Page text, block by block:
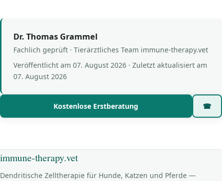
Dr. Thomas Grammel
Fachlich geprüft · Tierärztliches Team immune-therapy.vet
Veröffentlicht am 07. August 2026 · Zuletzt aktualisiert am
07. August 2026
Kostenlose Erstberatung ☎
immune-therapy.vet
Dendritische Zelltherapie für Hunde, Katzen und Pferde —